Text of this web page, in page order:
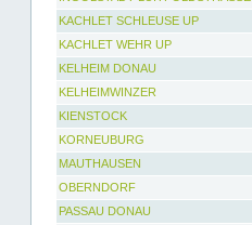
KACHLET SCHLEUSE UP
KACHLET WEHR UP
KELHEIM DONAU
KELHEIMWINZER
KIENSTOCK
KORNEUBURG
MAUTHAUSEN
OBERNDORF
PASSAU DONAU